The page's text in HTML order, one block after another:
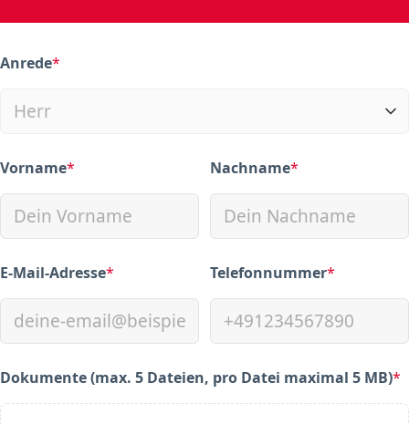
Anrede*
(required)
Vorname*
(required) Nachname*
(required)
E-Mail-Adresse*
(required) Telefonnummer*
(required)
Dokumente (max. 5 Dateien, pro Datei maximal 5 MB)*
(required)